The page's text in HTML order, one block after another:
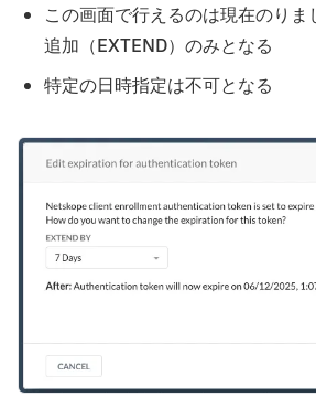
この画面で行えるのは現在のり
追加（EXTEND）のみとなる
特定の日時指定は不可となる